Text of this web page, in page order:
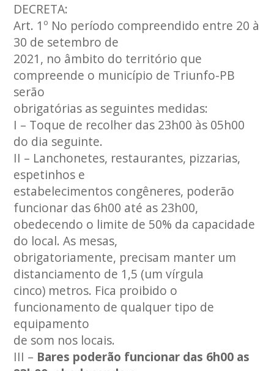
DECRETA:
Art. 1º No período compreendido entre 20 à
30 de setembro de
2021, no âmbito do território que
compreende o município de Triunfo-PB
serão
obrigatórias as seguintes medidas:
I – Toque de recolher das 23h00 às 05h00
do dia seguinte.
II – Lanchonetes, restaurantes, pizzarias,
espetinhos e
estabelecimentos congêneres, poderão
funcionar das 6h00 até as 23h00,
obedecendo o limite de 50% da capacidade
do local. As mesas,
obrigatoriamente, precisam manter um
distanciamento de 1,5 (um vírgula
cinco) metros. Fica proibido o
funcionamento de qualquer tipo de
equipamento
de som nos locais.
III – Bares poderão funcionar das 6h00 as